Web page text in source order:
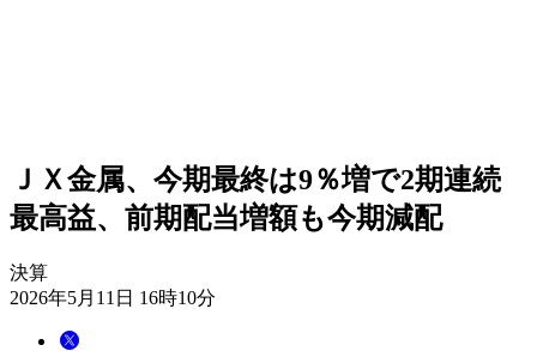
ＪＸ金属、今期最終は9％増で2期連続
最高益、前期配当増額も今期減配
決算
2026年5月11日 16時10分